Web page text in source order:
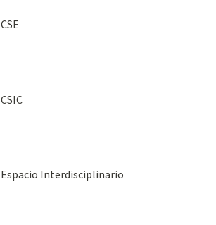
CSE
CSIC
Espacio Interdisciplinario